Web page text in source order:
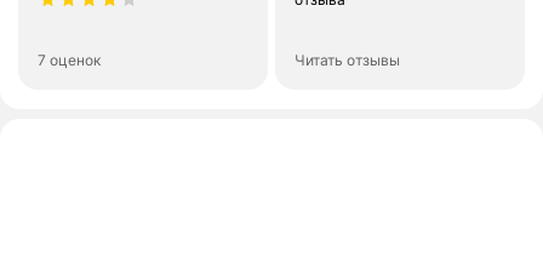
7 оценок Читать отзывы